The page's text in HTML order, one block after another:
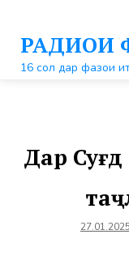
контентуРАДИОИ
16 сол дар фазои
Дар
27.01.2025